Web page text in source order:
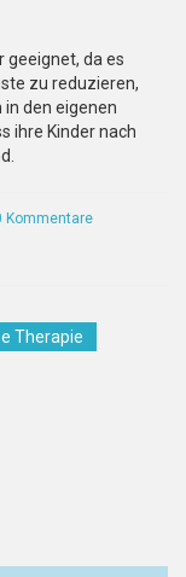
geeignet, da es
zu reduzieren,
den eigenen
ihre Kinder nach
Kommentare
Therapie